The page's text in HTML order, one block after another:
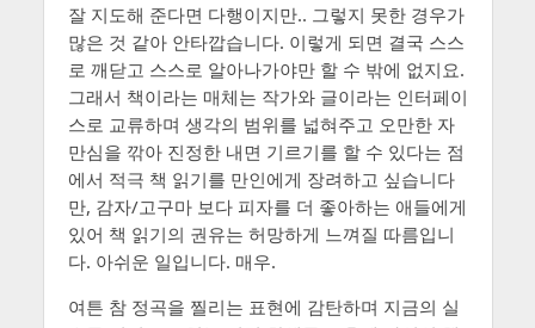
잘 지도해 준다면 다행이지만.. 그렇지 못한 경우가
많은 것 같아 안타깝습니다. 이렇게 되면 결국 스스
로 깨닫고 스스로 알아나가야만 할 수 밖에 없지요.
그래서 책이라는 매체는 작가와 글이라는 인터페이
스로 교류하며 생각의 범위를 넓혀주고 오만한 자
만심을 깎아 진정한 내면 기르기를 할 수 있다는 점
에서 적극 책 읽기를 만인에게 장려하고 싶습니다
만, 감자/고구마 보다 피자를 더 좋아하는 애들에게
있어 책 읽기의 권유는 허망하게 느껴질 따름입니
다. 아쉬운 일입니다. 매우.
여튼 참 정곡을 찔리는 표현에 감탄하며 지금의 실